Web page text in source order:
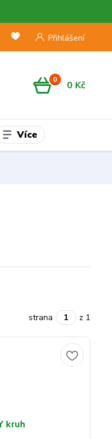
Přihlášení
0 0 Kč
Více
strana z 1